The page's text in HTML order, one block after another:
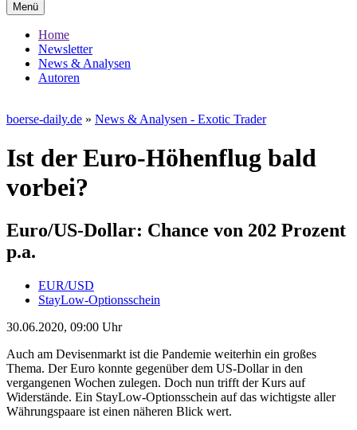
Menü
Home
Newsletter
News & Analysen
Autoren
boerse-daily.de » News & Analysen - Exotic Trader
Ist der Euro-Höhenflug bald
vorbei?
Euro/US-Dollar: Chance von 202 Prozent
p.a.
EUR/USD
StayLow-Optionsschein
30.06.2020, 09:00 Uhr
Auch am Devisenmarkt ist die Pandemie weiterhin ein großes
Thema. Der Euro konnte gegenüber dem US-Dollar in den
vergangenen Wochen zulegen. Doch nun trifft der Kurs auf
Widerstände. Ein StayLow-Optionsschein auf das wichtigste aller
Währungspaare ist einen näheren Blick wert.